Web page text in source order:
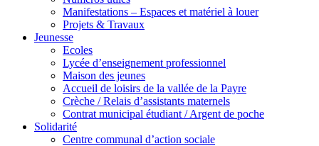
Manifestations – Espaces et matériel à louer
Projets & Travaux
Jeunesse
Ecoles
Lycée d’enseignement professionnel
Maison des jeunes
Accueil de loisirs de la vallée de la Payre
Crèche / Relais d’assistants maternels
Contrat municipal étudiant / Argent de poche
Solidarité
Centre communal d’action sociale